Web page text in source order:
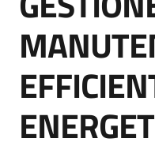
Seguici
su